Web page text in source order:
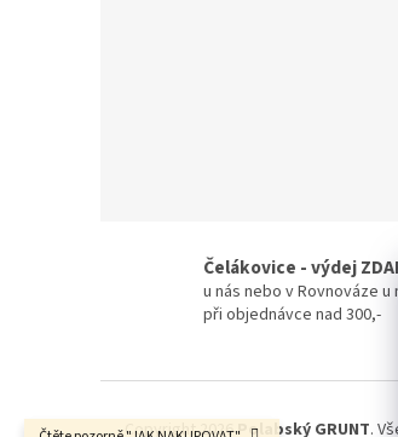
Čelákovice - výdej
u nás nebo v Rovnováze u
při objednávce nad 300,-
Copyright 2026Polabský GRUNT.